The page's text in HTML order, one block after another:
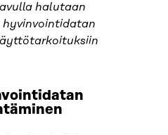
halutaan